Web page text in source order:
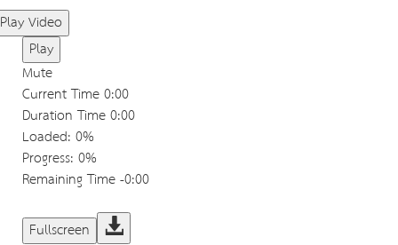
Play Video
Play
Mute
Current Time0:00
Duration Time0:00
Loaded: 0%
Progress: 0%
Remaining Time-0:00
Fullscreen